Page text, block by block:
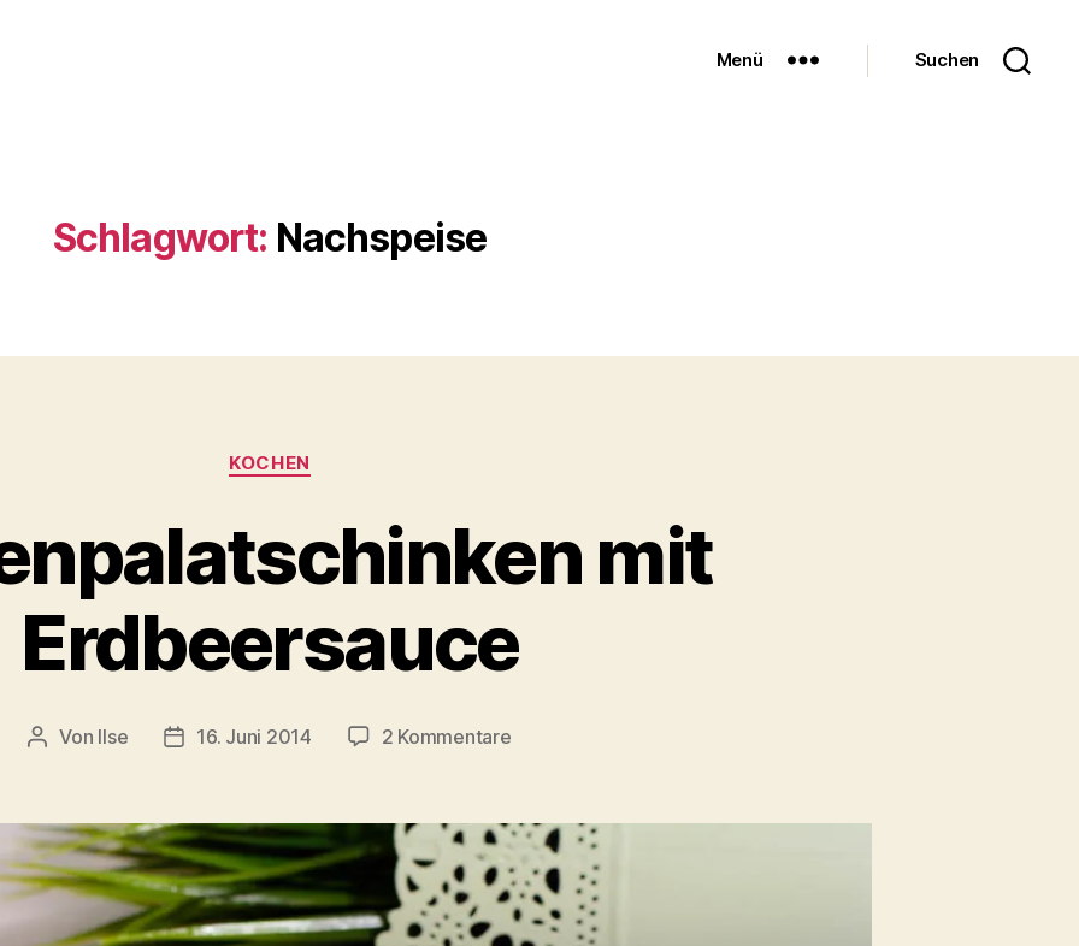
Menü Suchen
Schlagwort: Nachspeise
Kategorien
KOCHEN
mit
Erdbeersauce
Beitragsautor
Von Ilse Beitragsdatum
16. Juni 2014 2 Kommentarezu
Erdbeersauce